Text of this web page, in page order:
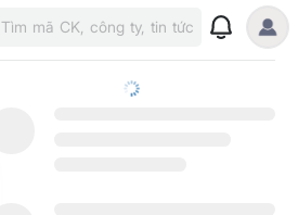
Tìm mã CK, công ty, tin tức